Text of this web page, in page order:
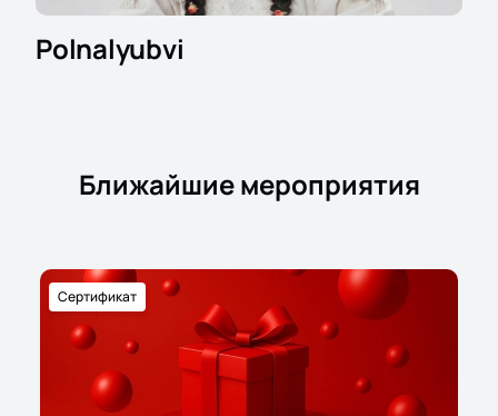
Polnalyubvi
Ближайшие мероприятия
Сертификат